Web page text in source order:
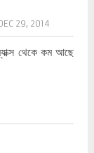
29, 2014
থেকে কম আছে